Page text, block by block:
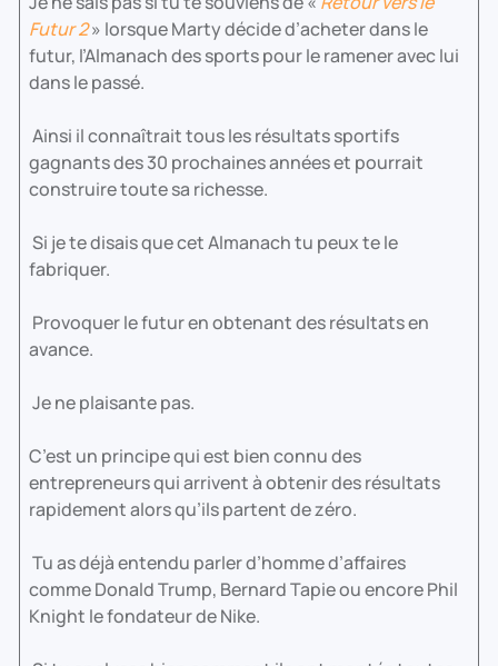
Futur 2» lorsque Marty décide d’acheter dans le
futur, l’Almanach des sports pour le ramener avec lui
dans le passé.
Ainsi il connaîtrait tous les résultats sportifs
gagnants des 30 prochaines années et pourrait
construire toute sa richesse.
Si je te disais que cet Almanach tu peux te le
fabriquer.
Provoquer le futur en obtenant des résultats en
avance.
Je ne plaisante pas.
C’est un principe qui est bien connu des
entrepreneurs qui arrivent à obtenir des résultats
rapidement alors qu’ils partent de zéro.
Tu as déjà entendu parler d’homme d’affaires
comme Donald Trump, Bernard Tapie ou encore Phil
Knight le fondateur de Nike.